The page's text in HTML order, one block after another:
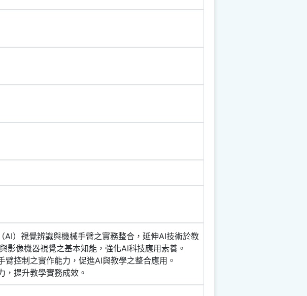
）視覺辨識與機械手臂之實務整合，延伸AI技術於教
影像機器視覺之基本知能，強化AI科技應用素養。
控制之實作能力，促進AI與教學之整合應用。
，提升教學實務成效。